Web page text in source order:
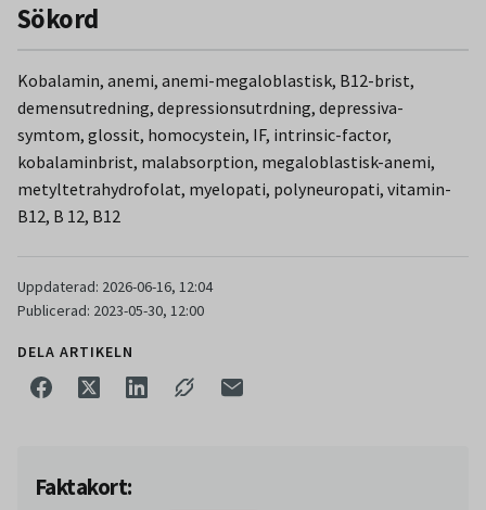
Neurologiska symtom kan föreligga utan samtidiga
hematologiska tecken på brist. Brist kan föreligga trots
värden inom referensområdet och homocystein bör
bestämmas för säkrare diagnostik.
Sökord
Kobalamin, anemi, anemi-megaloblastisk, B12-brist,
demensutredning, depressionsutrdning, depressiva-
symtom, glossit, homocystein, IF, intrinsic-factor,
kobalaminbrist, malabsorption, megaloblastisk-anemi,
metyltetrahydrofolat, myelopati, polyneuropati, vitamin-
B12, B 12, B12
Uppdaterad: 2026-06-16, 12:04
Publicerad: 2023-05-30, 12:00
DELA ARTIKELN
Faktakort: